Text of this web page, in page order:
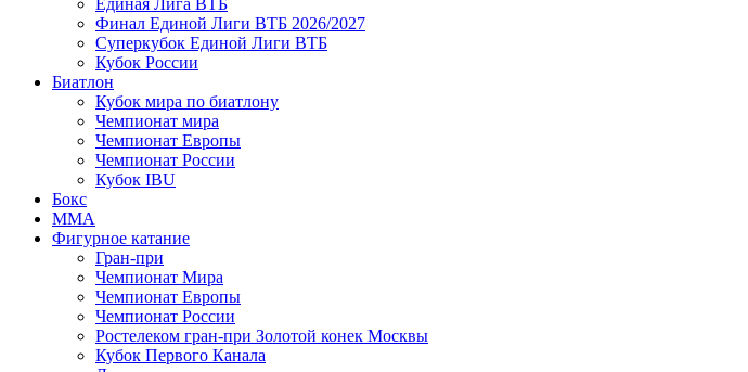
Единая Лига ВТБ
Финал Единой Лиги ВТБ 2026/2027
Суперкубок Единой Лиги ВТБ
Кубок России
Биатлон
Кубок мира по биатлону
Чемпионат мира
Чемпионат Европы
Чемпионат России
Кубок IBU
Бокс
MMA
Фигурное катание
Гран-при
Чемпионат Мира
Чемпионат Европы
Чемпионат России
Ростелеком гран-при Золотой конек Москвы
Кубок Первого Канала